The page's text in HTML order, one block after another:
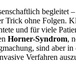
ohne
und für viele
Horner-Syndrom,
sind aber
Verfahren